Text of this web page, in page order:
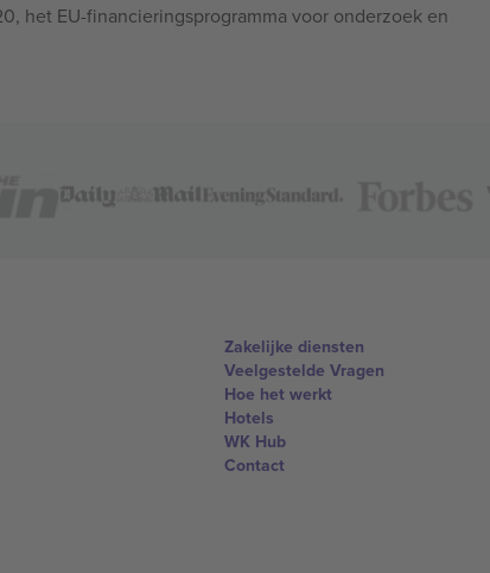
het EU-financieringsprogramma voor onderzoek en
Zakelijke diensten
Veelgestelde Vragen
Hoe het werkt
Hotels
WK Hub
Contact